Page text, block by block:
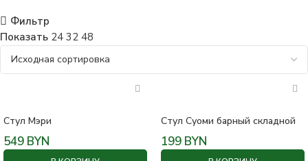
Фильтр
Показать 24 32 48
Стул Мэри
549 BYN
Стул Суоми барный складной
199 BYN